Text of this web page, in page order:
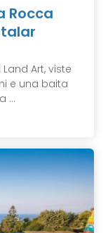
Rocca
Art, viste
e una baita
...